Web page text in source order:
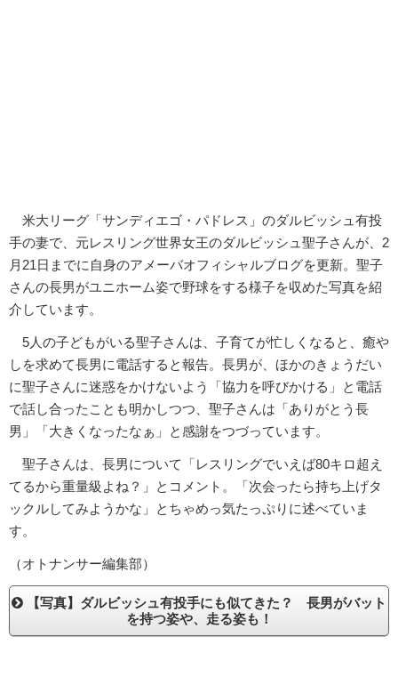
米大リーグ「サンディエゴ・パドレス」のダルビッシュ有投
手の妻で、元レスリング世界女王のダルビッシュ聖子さんが、2
月21日までに自身のアメーバオフィシャルブログを更新。聖子
さんの長男がユニホーム姿で野球をする様子を収めた写真を紹
介しています。
5人の子どもがいる聖子さんは、子育てが忙しくなると、癒や
しを求めて長男に電話すると報告。長男が、ほかのきょうだい
に聖子さんに迷惑をかけないよう「協力を呼びかける」と電話
で話し合ったことも明かしつつ、聖子さんは「ありがとう長
男」「大きくなったなぁ」と感謝をつづっています。
聖子さんは、長男について「レスリングでいえば80キロ超え
てるから重量級よね？」とコメント。「次会ったら持ち上げタ
ックルしてみようかな」とちゃめっ気たっぷりに述べていま
す。
（オトナンサー編集部）
【写真】ダルビッシュ有投手にも似てきた？ 長男がバット
を持つ姿や、走る姿も！